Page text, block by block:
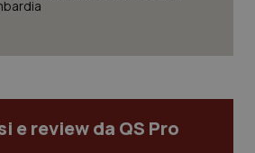
e review da QS Pro
senza questi cookie.
Fornitore/Dominio
.youtube.com